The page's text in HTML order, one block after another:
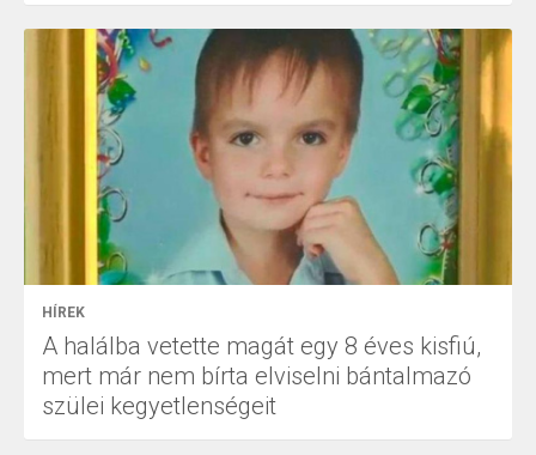
HÍREK
A halálba vetette magát egy 8 éves kisfiú,
mert már nem bírta elviselni bántalmazó
szülei kegyetlenségeit